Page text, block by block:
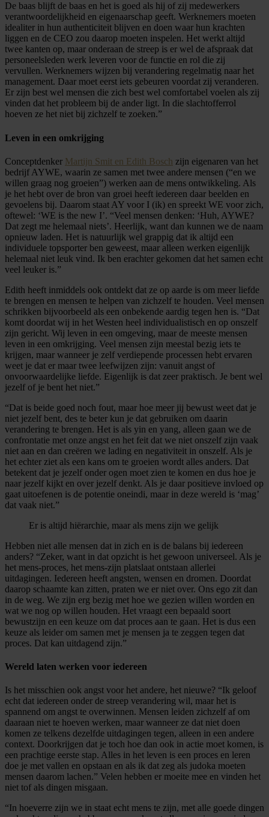
De baas blijft de baas en het is goed als hij of zij medewerkers
verantwoordelijkheid en eigenaarschap geeft. Werknemers moeten
idealiter in hun authenticiteit blijven en doen waar hun krachten
liggen en de CEO zou daarop moeten inspelen. Het werkt altijd
twee kanten op, maar onderaan de streep is er wel de afspraak dat
personeelsleden werk leveren voor de functie en rol die zij
vervullen. Werknemers wijzen bij verandering regelmatig naar het
management. Daar moet eerst iets gebeuren voordat zij veranderen.
Er zijn best wel mensen die zich best wel comfortabel voelen als zij
vinden dat het probleem bij de ander ligt. In die slachtofferrol
hoeven ze het niet bij zichzelf te zoeken.”
Leven in een omkrijging
Conceptdenker Martijn Smit en Edith Bosch zijn eigenaren van het
bedrijf AYWE, waarin ze samen met twee andere mensen (“en we
willen graag nog groeien”) werken aan de mens ontwikkeling. Als
je het hebt over de bron van groei heeft iedereen daar beelden en
gevoelens bij. Daarom staat AY voor I (ik) en spreekt WE voor zich,
oftewel: ‘WE is the new I’. “Veel mensen denken: ‘Huh, AYWE?
Dat zegt me helemaal niets’. Heerlijk, want dan kunnen we de naam
opnieuw laden. Het is natuurlijk wel grappig dat ik altijd een
individuele topsporter ben geweest, maar alleen werken eigenlijk
helemaal niet leuk vind. Ik ben erachter gekomen dat het samen echt
veel leuker is.”
Edith heeft inmiddels ook ontdekt dat ze op aarde is om meer liefde
te brengen en mensen te helpen van zichzelf te houden. Veel mensen
schrikken bijvoorbeeld als een onbekende aardig tegen hen is. “Dat
komt doordat wij in het Westen heel individualistisch en op onszelf
zijn gericht. Wij leven in een omgeving, maar de meeste mensen
leven in een omkrijging. Veel mensen zijn meestal bezig iets te
krijgen, maar wanneer je zelf verdiepende processen hebt ervaren
weet je dat er maar twee leefwijzen zijn: vanuit angst of
onvoorwaardelijke liefde. Eigenlijk is dat zeer praktisch. Je bent wel
jezelf of je bent het niet.”
“Dat is beide goed noch fout, maar hoe meer jij bewust weet dat je
niet jezelf bent, des te beter kun je dat gebruiken om daarin
verandering te brengen. Het is als yin en yang, alleen gaan we de
confrontatie met onze angst en het feit dat we niet onszelf zijn vaak
niet aan en dan creëren we lading en negativiteit in onszelf. Als je
het echter ziet als een kans om te groeien wordt alles anders. Dat
betekent dat je jezelf onder ogen moet zien te komen en dus hoe je
naar jezelf kijkt en over jezelf denkt. Als je daar positieve invloed op
gaat uitoefenen is de potentie oneindi, maar in deze wereld is ‘mag’
dat vaak niet.”
Er is altijd hiërarchie, maar als mens zijn we gelijk
Hebben niet alle mensen dat in zich en is de balans bij iedereen
anders? “Zeker, want in dat opzicht is het gewoon universeel. Als je
het mens-proces, het mens-zijn platslaat ontstaan allerlei
uitdagingen. Iedereen heeft angsten, wensen en dromen. Doordat
daarop schaamte kan zitten, praten we er niet over. Ons ego zit dan
in de weg. We zijn erg bezig met hoe we gezien willen worden en
wat we nog op willen houden. Het vraagt een bepaald soort
bewustzijn en een keuze om dat proces aan te gaan. Het is dus een
keuze als leider om samen met je mensen ja te zeggen tegen dat
proces. Dat kan uitdagend zijn.”
Wereld laten werken voor iedereen
Is het misschien ook angst voor het andere, het nieuwe? “Ik geloof
echt dat iedereen onder de streep verandering wil, maar het is
spannend om angst te overwinnen. Mensen leiden zichzelf af om
daaraan niet te hoeven werken, maar wanneer ze dat niet doen
komen ze telkens dezelfde uitdagingen tegen, alleen in een andere
context. Doorkrijgen dat je toch hoe dan ook in actie moet komen, is
een prachtige eerste stap. Alles in het leven is een proces en leren
doe je met vallen en opstaan en als ik dat zeg als judoka moeten
mensen daarom lachen.” Velen hebben er moeite mee en vinden het
niet tof als dingen misgaan.
“In hoeverre zijn we in staat echt mens te zijn, met alle goede dingen